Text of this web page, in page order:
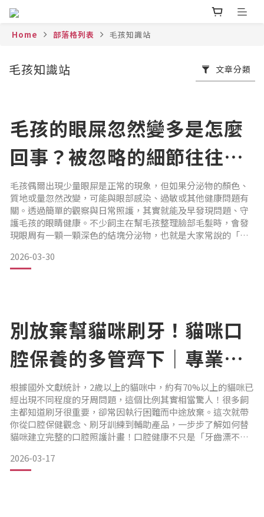
Home 部落格列表 毛孩知識站
毛孩知識站 文章分類
毛孩的眼屎忽然變多是怎麼
回事？被忽略的細節往往最
重要｜專業獸醫—林孟潔
毛孩偶爾出現少量眼屎是正常的現象，但如果分泌物的顏色、
質地或量忽然改變，可能與眼部感染、過敏或其他健康問題有
關。透過簡單的觀察與日常照護，其實就能及早發現問題、守
護毛孩的眼睛健康。不少飼主在幫毛孩整理臉部毛髮時，會發
現眼周有一顆一顆深色的結塊分泌物，也就是大家常說的「眼
在分泌淚液來滋潤眼球、帶走灰塵與代謝物，當這些分泌物乾
燥後，就會形成小小的褐色顆粒，黏在眼角附近。
不過，如果某天忽然發現毛孩的眼屎變多了、顏色改變，甚至
開始黏稠
2026-03-30
別放棄幫貓咪刷牙！貓咪口
腔保養的多管齊下｜專業獸
醫—林孟潔
根據國外文獻統計，2歲以上的貓咪中，約有70%以上的貓咪已
經出現不同程度的牙周問題，這個比例其實相當驚人！很多飼
主都知道刷牙很重要，卻常因執行困難而中途放棄。這次就帶
你從口腔保健觀念、刷牙訓練到輔助產品，一步步了解如何替
貓咪建立完整的口腔照護計畫！口腔健康不只是「牙齒漂不漂
清潔習慣，不僅能減少未來治療的負擔，也能大幅提升貓咪的
生活品質。為什麼貓咪容易有口腔問題？
2026-03-17